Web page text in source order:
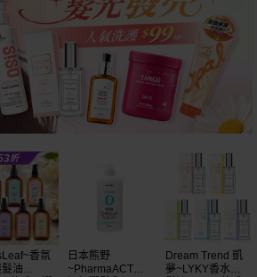
香氛
油
日本熊野
~PharmaACT無
Dream Trend 凱
夢~LYKY香水護